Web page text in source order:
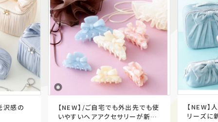
沢感の
【NEW】/ご自宅でも外出先でも使
いやすいヘアアクセサリーが新登
【NEW】
リーズに